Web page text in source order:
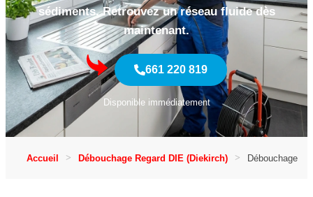
sédiments. Retrouvez un réseau fluide dès
maintenant.
661 220 819
Disponible immédiatement
Accueil Débouchage Regard DIE (Diekirch) Débouchage